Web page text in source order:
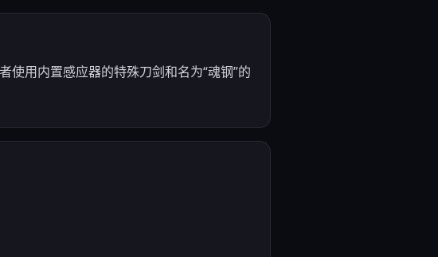
使用内置感应器的特殊刀剑和名为“魂钢”的